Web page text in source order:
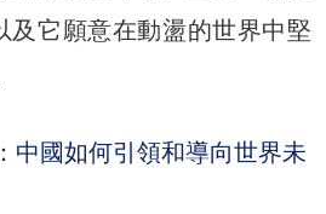
及它願意在動盪的世界中堅
中國如何引領和導向世界未